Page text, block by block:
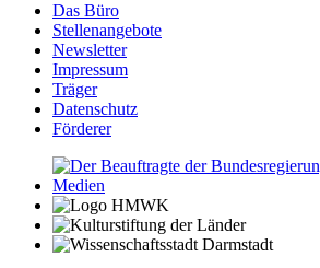
Das Büro
Stellenangebote
Newsletter
Impressum
Träger
Datenschutz
Förderer